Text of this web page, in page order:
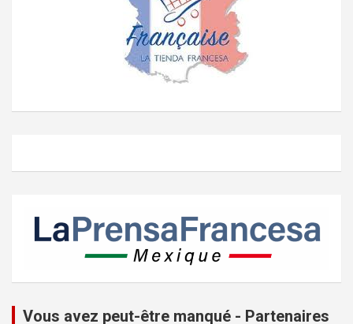
Vous avez peut-être manqué - Partenaires